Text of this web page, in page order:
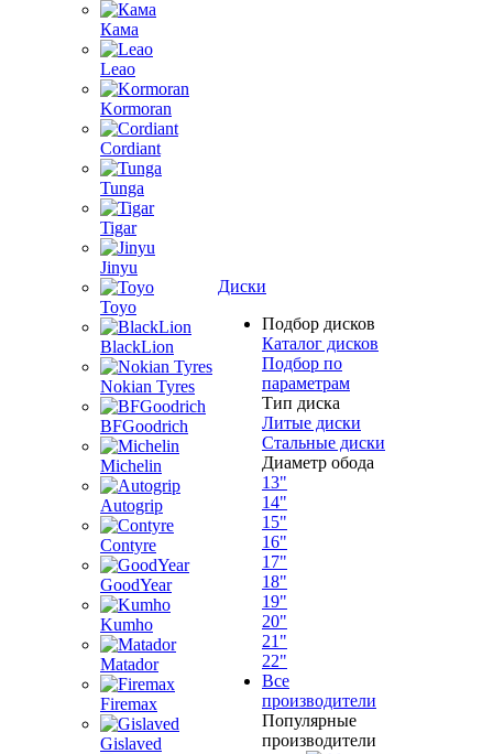
Кама
Leao
Kormoran
Cordiant
Tunga
Tigar
Jinyu
Toyo
BlackLion
Nokian Tyres
BFGoodrich
Michelin
Autogrip
Contyre
GoodYear
Kumho
Matador
Firemax
Gislaved
Диски
Подбор дисков
Каталог дисков
Подбор по
параметрам
Тип диска
Литые диски
Стальные диски
Диаметр обода
13"
14"
15"
16"
17"
18"
19"
20"
21"
22"
Все
производители
Популярные
производители